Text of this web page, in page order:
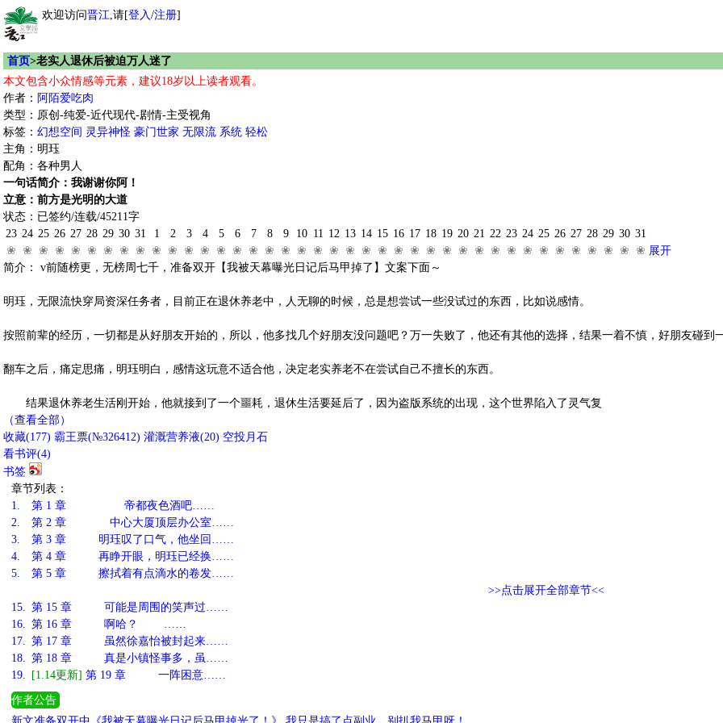
欢迎访问晋江,请[登入/注册]
首页>老实人退休后被迫万人迷了
本文包含小众情感等元素，建议18岁以上读者观看。
作者： 阿陌爱吃肉
类型：原创-纯爱-近代现代-剧情-主受视角
标签： 幻想空间 灵异神怪 豪门世家 无限流 系统 轻松
主角：明珏
配角：各种男人
一句话简介：我谢谢你阿！
立意：前方是光明的大道
状态：已签约/连载/45211字
23
❀
24
❀
25
❀
26
❀
27
❀
28
❀
29
❀
30
❀
31
❀
1
❀
2
❀
3
❀
4
❀
5
❀
6
❀
7
❀
8
❀
9
❀
10
❀
11
❀
12
❀
13
❀
14
❀
15
❀
16
❀
17
❀
18
❀
19
❀
20
❀
21
❀
22
❀
23
❀
24
❀
25
❀
26
❀
27
❀
28
❀
29
❀
30
❀
31
❀ 展开
简介： v前随榜更，无榜周七千，准备双开【我被天幕曝光日记后马甲掉了】文案下面～
明珏，无限流快穿局资深任务者，目前正在退休养老中，人无聊的时候，总是想尝试一些没试过的东西，比如说感情。
按照前辈的经历，一切都是从好朋友开始的，所以，他多找几个好朋友没问题吧？万一失败了，他还有其他的选择，结果一着不慎，好朋友
翻车之后，痛定思痛，明珏明白，感情这玩意不适合他，决定老实养老不在尝试自己不擅长的东西。
结果退休养老生活刚开始，他就接到了一个噩耗，退休生活要延后了，因为盗版系统的出现，这个世界陷入了灵气复
（查看全部）
收藏(177) 霸王票(№326412) 灌溉营养液(20) 空投月石
看书评(4)
书签
章节列表：
1.
第 1 章 帝都夜色酒吧……
2.
第 2 章 中心大厦顶层办公室……
3.
第 3 章 明珏叹了口气，他坐回……
4.
第 4 章 再睁开眼，明珏已经换……
5.
第 5 章 擦拭着有点滴水的卷发……
>>点击展开全部章节<<
15. 第 15 章 可能是周围的笑声过……
16. 第 16 章 啊哈？ ……
17. 第 17 章 虽然徐嘉怡被封起来……
18. 第 18 章 真是小镇怪事多，虽……
19.
[1.14更新] 第 19 章 一阵困意……
作者公告